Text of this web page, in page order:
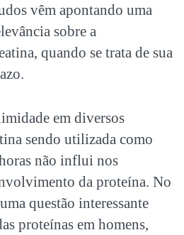
vêm apontando uma
sobre a
quando se trata de sua
em diversos
sendo utilizada como
não influi nos
da proteína. No
questão interessante
proteínas em homens,